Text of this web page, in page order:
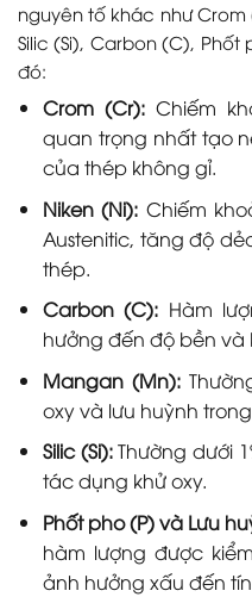
nguyên tố khác như
Silic (Si), Carbon (C), Phốt
đó:
Crom (Cr):Chiếm
quan trọng nhất tạo
của thép không gỉ.
Niken (Ni): Chiếm
Austenitic, tăng độ
thép.
Carbon (C): Hàm
hưởng đến độ bền
Mangan (Mn):
oxy và lưu huỳnh
Silic (Si):Thường dưới
tác dụng khử oxy.
Phốt pho (P) và Lưu
hàm lượng được
ảnh hưởng xấu đến